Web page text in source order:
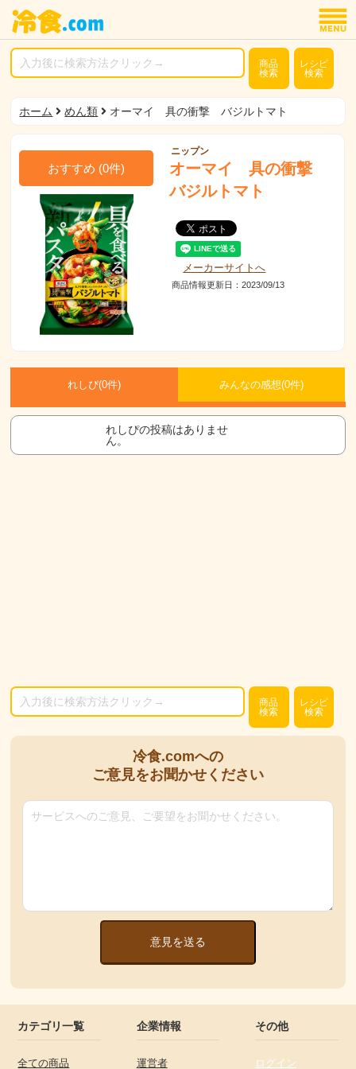
商品
検索
レシピ
検索
ホーム めん類 オーマイ 具の衝撃 バジルトマト
おすすめ (0件)
ニップン
オーマイ 具の衝撃
バジルトマト
メーカーサイトへ
商品情報更新日：2023/09/13
れしぴ(0件) みんなの感想(0件)
れしぴの投稿はありませ
ん。
商品
検索
レシピ
検索
冷食.comへの
ご意見をお聞かせください
意見を送る
カテゴリ一覧
全ての商品
企業情報
運営者
その他
ログイン